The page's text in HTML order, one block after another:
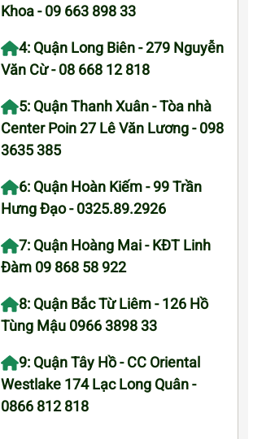
Khoa - 09 663 898 33
4: Quận Long Biên - 279 Nguyễn
Văn Cừ - 08 668 12 818
5: Quận Thanh Xuân - Tòa nhà
Center Poin 27 Lê Văn Lương - 098
3635 385
6: Quận Hoàn Kiếm - 99 Trần
Hưng Đạo - 0325.89.2926
7: Quận Hoàng Mai - KĐT Linh
Đàm 09 868 58 922
8: Quận Bắc Từ Liêm - 126 Hồ
Tùng Mậu 0966 3898 33
9: Quận Tây Hồ - CC Oriental
Westlake 174 Lạc Long Quân -
0866 812 818